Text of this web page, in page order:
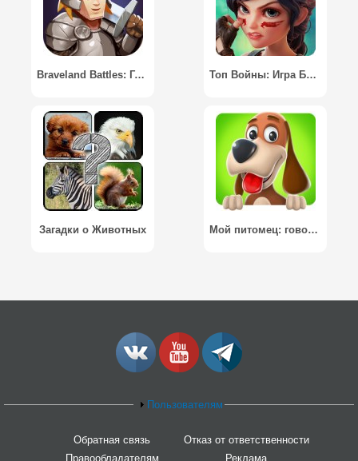
Braveland Battles: Герои Магии Топ Войны: Игра Битвы / Top War: Battle Game
Загадки о Животных Мой питомец: говорящая собака / Talking Puppy Dog–Virtual Pet
Пользователям
Обратная связь
Отказ от ответственности
Правообладателям
Реклама